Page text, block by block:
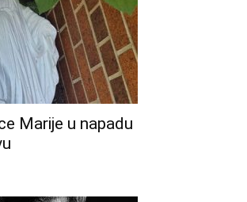
Marije u napadu